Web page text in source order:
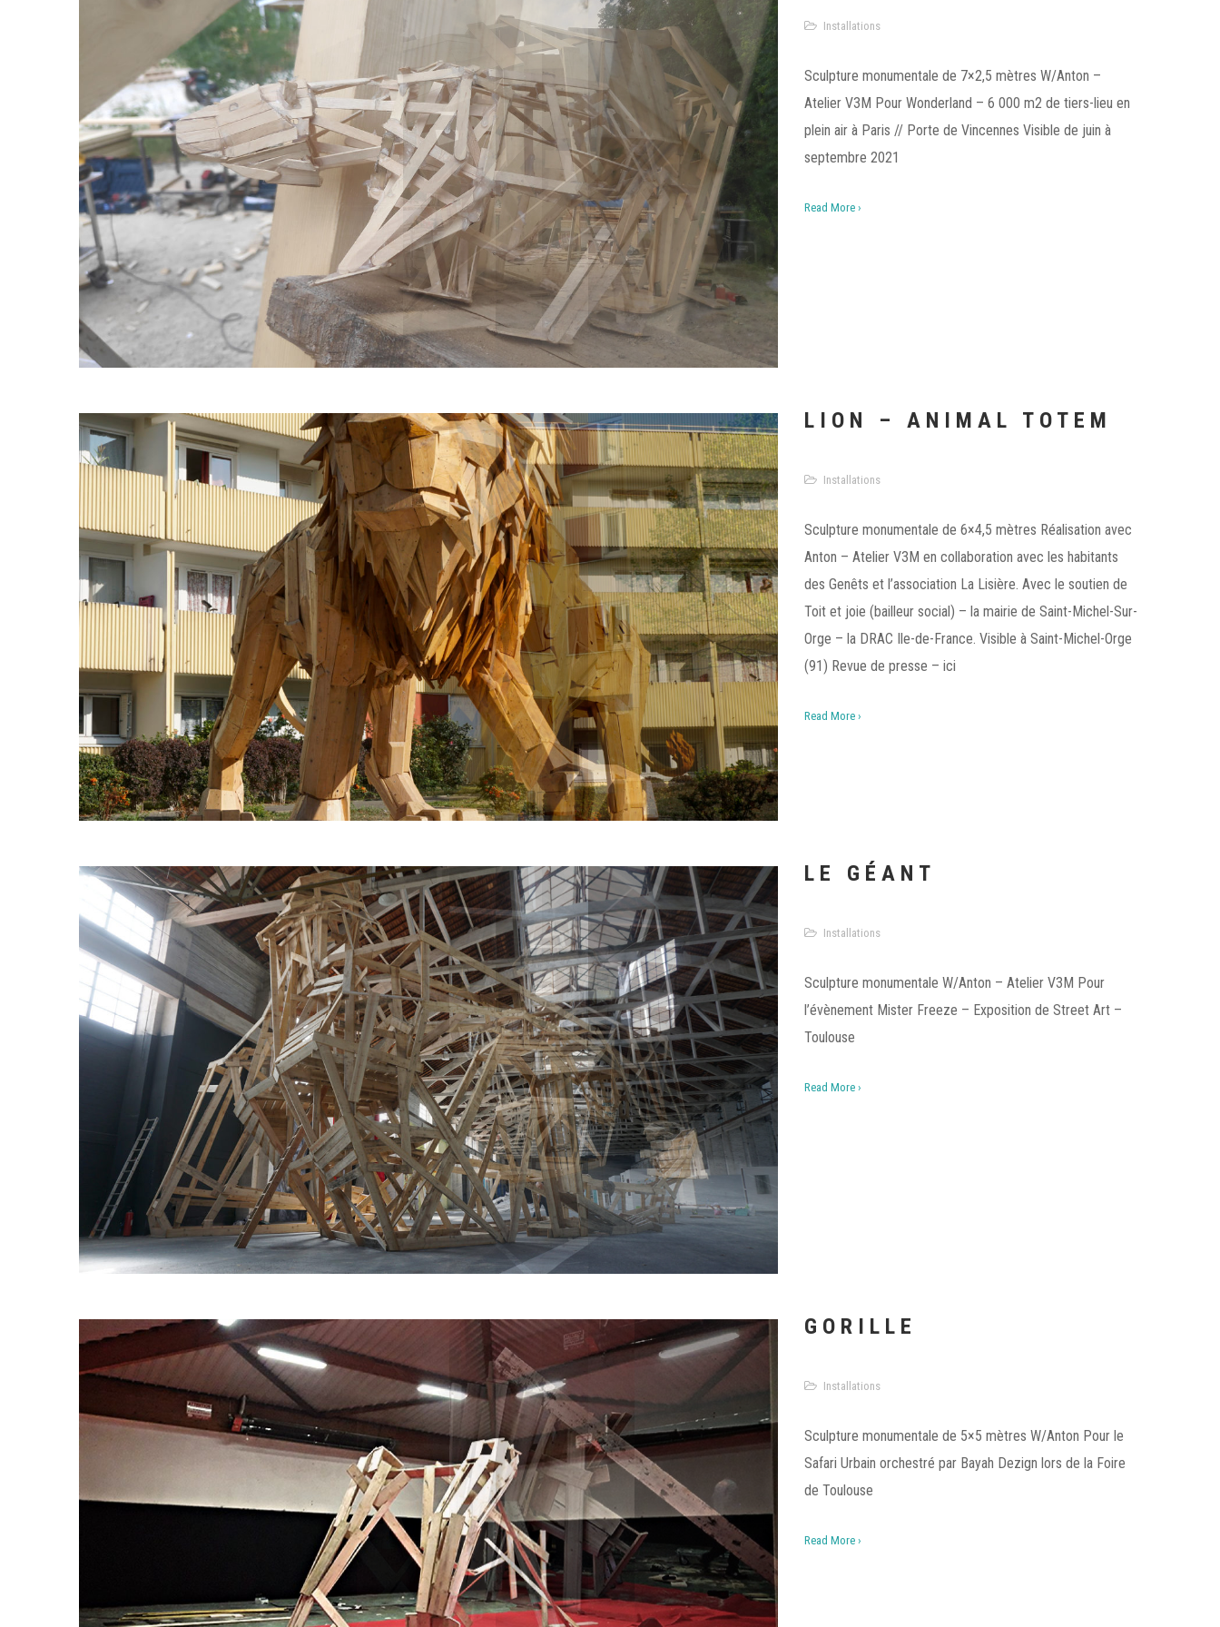
Installations
Sculpture monumentale de 7×2,5 mètres W/Anton –
Atelier V3M Pour Wonderland – 6 000 m2 de tiers-lieu en
plein air à Paris // Porte de Vincennes Visible de juin à
septembre 2021
Read More ›
LION – ANIMAL TOTEM
Installations
Sculpture monumentale de 6×4,5 mètres Réalisation avec
Anton – Atelier V3M en collaboration avec les habitants
des Genêts et l’association La Lisière. Avec le soutien de
Toit et joie (bailleur social) – la mairie de Saint-Michel-Sur-
Orge – la DRAC Ile-de-France. Visible à Saint-Michel-Orge
(91) Revue de presse – ici
Read More ›
LE GÉANT
Installations
Sculpture monumentale W/Anton – Atelier V3M Pour
l’évènement Mister Freeze – Exposition de Street Art –
Toulouse
Read More ›
GORILLE
Installations
Sculpture monumentale de 5×5 mètres W/Anton Pour le
Safari Urbain orchestré par Bayah Dezign lors de la Foire
de Toulouse
Read More ›